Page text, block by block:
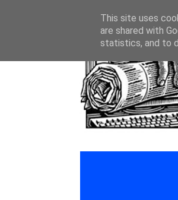
This site uses
are shared with
statistics, and to